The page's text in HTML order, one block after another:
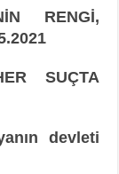
RENGİ,
SUÇTA
devleti